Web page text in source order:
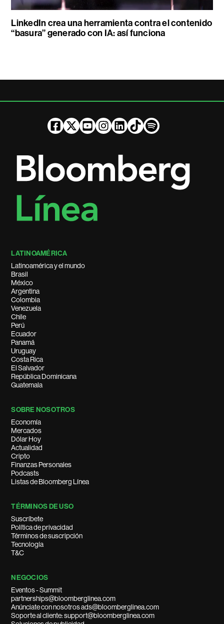
LinkedIn crea una herramienta contra el contenido
“basura” generado con IA: así funciona
LATINOAMÉRICA
Latinoamérica y el mundo
Brasil
México
Argentina
Colombia
Venezuela
Chile
Perú
Ecuador
Panamá
Uruguay
Costa Rica
El Salvador
República Dominicana
Guatemala
SOBRE NOSOTROS
Economía
Mercados
Dólar Hoy
Actualidad
Cripto
Finanzas Personales
Podcasts
Listas de Bloomberg Línea
TÉRMINOS DE USO
Suscríbete
Política de privacidad
Términos de suscripción
Tecnología
T&C
NEGOCIOS
Eventos - Summit
partnerships@bloomberglinea.com
Anúnciate con nosotros ads@bloomberglinea.com
Soporte al cliente: support@bloomberglinea.com